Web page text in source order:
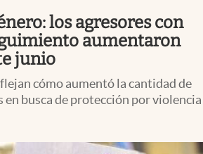
los agresores con
aumentaron
junio
cómo aumentó la cantidad de
en busca de protección por violencia